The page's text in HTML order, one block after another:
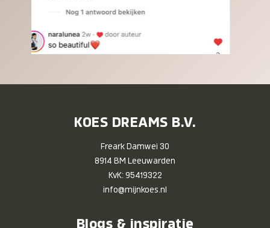
KOES DREAMS B.V.
Freark Damwei 30
8914 BM Leeuwarden
KvK: 95419322
info@mijnkoes.nl
Blogs & inspiratie